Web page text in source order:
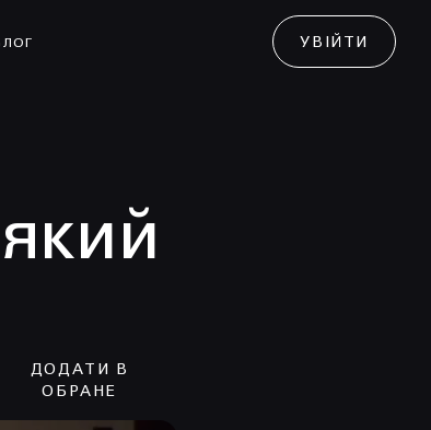
УВІЙТИ
ДОДАТИ В
ОБРАНЕ